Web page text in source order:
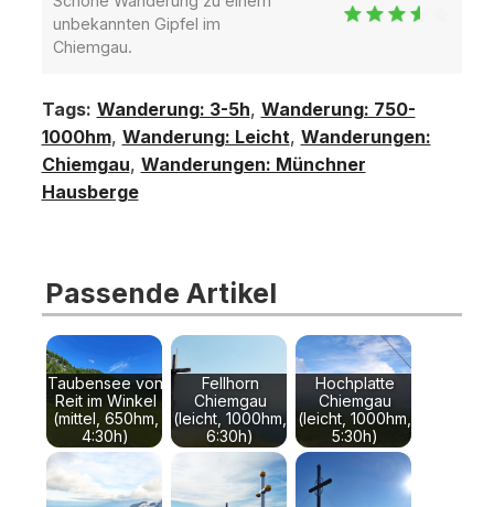
unbekannten Gipfel im
Chiemgau.
Tags: Wanderung: 3-5h, Wanderung: 750-
1000hm, Wanderung: Leicht, Wanderungen:
Chiemgau, Wanderungen: Münchner
Hausberge
Passende Artikel
Taubensee von
Reit im Winkel
(mittel, 650hm,
4:30h)
Fellhorn
Chiemgau
(leicht, 1000hm,
6:30h)
Hochplatte
Chiemgau
(leicht, 1000hm,
5:30h)